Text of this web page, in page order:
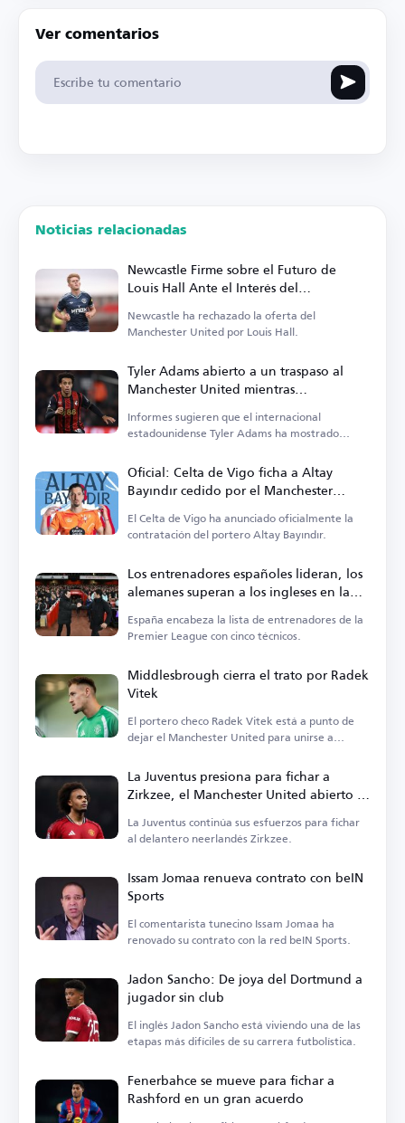
Ver comentarios
Noticias relacionadas
Newcastle Firme sobre el Futuro de
Louis Hall Ante el Interés del
Manchester United
Newcastle ha rechazado la oferta del
Manchester United por Louis Hall.
Tyler Adams abierto a un traspaso al
Manchester United mientras
Bournemouth fija su precio
Informes sugieren que el internacional
estadounidense Tyler Adams ha mostrado
Oficial: Celta de Vigo ficha a Altay
Bayındır cedido por el Manchester
United
El Celta de Vigo ha anunciado oficialmente la
contratación del portero Altay Bayındır.
Los entrenadores españoles lideran, los
alemanes superan a los ingleses en la
Premier League
España encabeza la lista de entrenadores de la
Premier League con cinco técnicos.
Middlesbrough cierra el trato por Radek
Vitek
El portero checo Radek Vitek está a punto de
dejar el Manchester United para unirse a
La Juventus presiona para fichar a
Zirkzee, el Manchester United abierto a
La Juventus continúa sus esfuerzos para fichar
al delantero neerlandés Zirkzee.
Issam Jomaa renueva contrato con beIN
Sports
El comentarista tunecino Issam Jomaa ha
renovado su contrato con la red beIN Sports.
Jadon Sancho: De joya del Dortmund a
jugador sin club
El inglés Jadon Sancho está viviendo una de las
etapas más difíciles de su carrera futbolística.
Fenerbahce se mueve para fichar a
Rashford en un gran acuerdo